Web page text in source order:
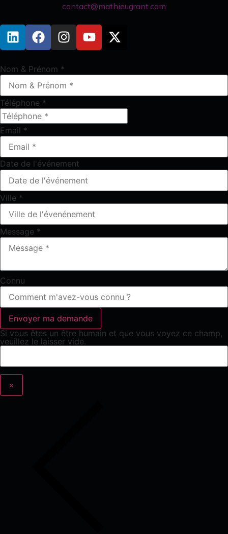
contact@mathieugrant.com
Nom & Prénom *
Téléphone *
Email *
Date de l'événement
Ville *
Message *
Connu
Si vous êtes un être humain et que vous voyez ce champ,
veuillez le laisser vide.
×